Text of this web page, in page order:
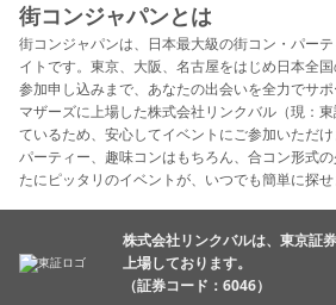
街コンジャパンとは
街コンジャパンは、日本最大級の街コン・パー
イトです。東京、大阪、名古屋をはじめ日本全
参加申し込みまで、あなたの出会いを全力でサ
マザーズに上場した株式会社リンクバル（現：
ているため、安心してイベントにご参加いただ
パーティー、趣味コンはもちろん、合コン形式
たにピッタリのイベントが、いつでも簡単に探せ
株式会社リンクバルは、東京証
上場しております。
（証券コード：6046）